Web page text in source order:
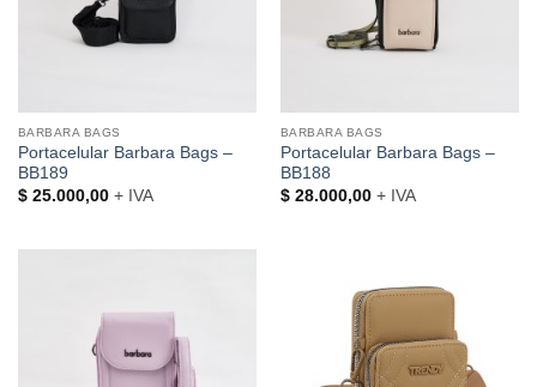
BARBARA BAGS
Portacelular Barbara Bags –
BB189
$25.000,00+ IVA
BARBARA BAGS
Portacelular Barbara Bags –
BB188
$28.000,00+ IVA